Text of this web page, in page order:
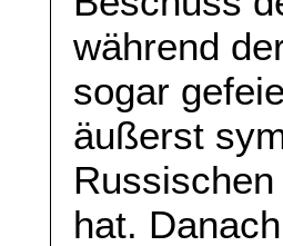
während
sogar
äußerst
hat.